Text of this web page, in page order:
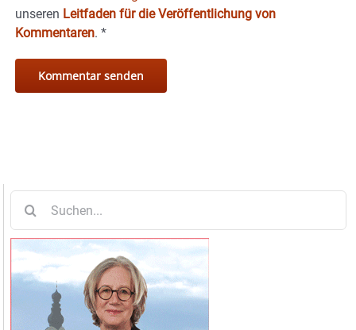
unseren Leitfaden für die Veröffentlichung von
Kommentaren. *
nach: